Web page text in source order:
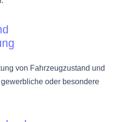
von Fahrzeugzustand und
oder besondere